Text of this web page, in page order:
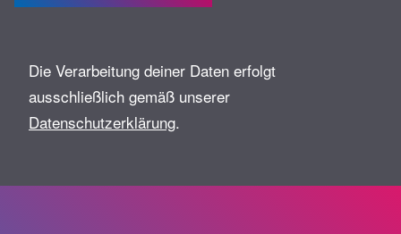
Die Verarbeitung deiner Daten erfolgt
ausschließlich gemäß unserer
Datenschutzerklärung.